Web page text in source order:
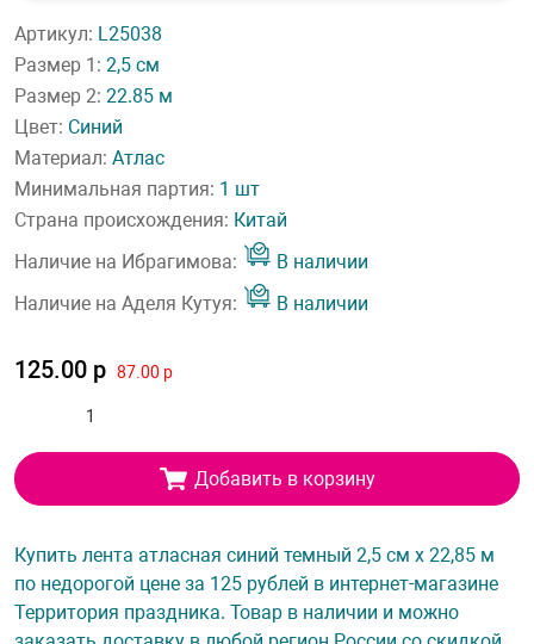
Артикул: L25038
Размер 1: 2,5 см
Размер 2: 22.85 м
Цвет: Синий
Материал: Атлас
Минимальная партия: 1 шт
Страна происхождения: Китай
Наличие на Ибрагимова:
В наличии
Наличие на Аделя Кутуя:
В наличии
125.00 р 87.00 р
Добавить в корзину
Купить лента атласная синий темный 2,5 см х 22,85 м
по недорогой цене за 125 рублей в интернет-магазине
Территория праздника. Товар в наличии и можно